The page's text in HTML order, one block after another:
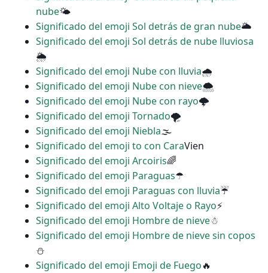
nube🌤
Significado del emoji Sol detrás de gran nube🌥
Significado del emoji Sol detrás de nube lluviosa
🌦
Significado del emoji Nube con lluvia🌧
Significado del emoji Nube con nieve🌨
Significado del emoji Nube con rayo🌩
Significado del emoji Tornado🌪
Significado del emoji Niebla🌫
Significado del emoji to con CaraVien
Significado del emoji Arcoiris🌈
Significado del emoji Paraguas☂
Significado del emoji Paraguas con lluvia☔
Significado del emoji Alto Voltaje o Rayo⚡
Significado del emoji Hombre de nieve☃
Significado del emoji Hombre de nieve sin copos
⛄
Significado del emoji Emoji de Fuego🔥